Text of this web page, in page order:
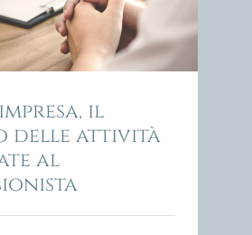
il
delle attività
al